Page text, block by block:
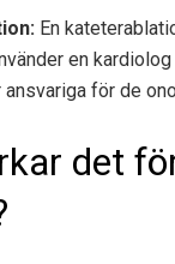
En
en
ansvariga för de
det